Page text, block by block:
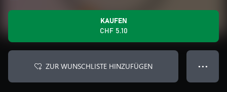
KAUFEN
CHF 5.10
ZUR WUNSCHLISTE HINZUFÜGEN ● ● ●